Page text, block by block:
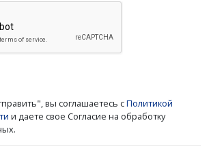
вы соглашаетесь сПолитикой
и даете свое Согласие на обработку